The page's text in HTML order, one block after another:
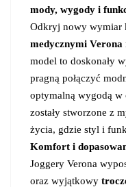
mody, wygody i
Odkryj nowy wymiar
medycznymi Verona
model to doskonały
pragną połączyć
optymalną wygodą w
zostały stworzone z
życia, gdzie styl i
Komfort i
Joggery Verona
oraz wyjątkowy